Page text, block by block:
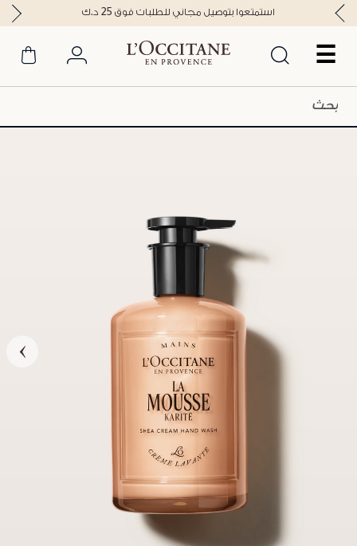
☰
استمتعوا بتوصيل مجاني للطلبات فوق 25 د.ك